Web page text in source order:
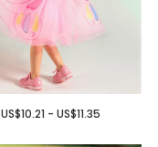
US$10.21 - US$11.35